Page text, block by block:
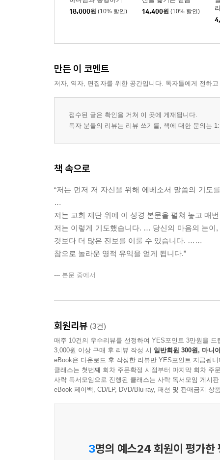
18,000원 (10% 할인) 14,400원 (10% 할인)
만든 이 코멘트
저자, 역자, 편집자를 위한 공간입니다. 독자들에게 전하
접수된 글은 확인을 거쳐 이 곳에 게재됩니다.
독자 분들의 리뷰는 리뷰 쓰기를, 책에 대한 문의는
책 속으로
“저는 먼저 저 자신을 위해 에베소서 말씀의 기도
…
저는 교회 제단 위에 이 성경 본문을 펼쳐 놓고 매
저는 이렇게 기도했습니다. … 당신의 마음의 눈이
것보다 더 많은 진보를 이룰 수 있습니다. ……
참으로 놀라운 영적 유익을 얻게 됩니다.”
--- 본문 중에서
회원리뷰 (3건)
매주 10건의 우수리뷰를 선정하여 YES포인트 3만원을 드
3,000원 이상 구매 후 리뷰 작성 시 일반회원 300원, 마니
eBook은 다운로드 후 작성한 리뷰만 YES포인트 지급됩니
클래스는 첫번째 회차 주문확정 시점부터 마지막 회차 주
사락 독서모임으로 진행된 클래스는 사락 독서모임 게시
eBook 페이백, CD/LP, DVD/Blu-ray, 패션 및 판매금지 상
3명의 예스24 회원이 평가한